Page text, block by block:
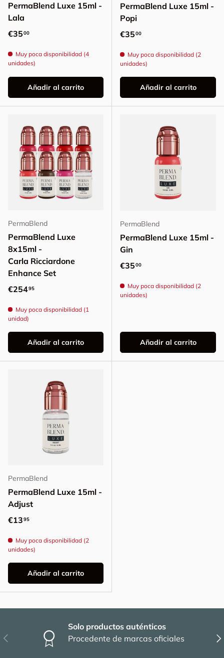
PermaBlend Luxe 15ml -
Lala
Precio normal
€3500
Muy poca disponibilidad (4
unidades)
Añadir al carrito
PermaBlend Luxe 15ml -
Popi
Precio normal
€3500
Muy poca disponibilidad (2
unidades)
Añadir al carrito
PermaBlend
PermaBlend Luxe
8x15ml -
Carla Ricciardone
Enhance Set
Precio normal
€25495
Muy poca disponibilidad (1
unidad)
Añadir al carrito
PermaBlend
PermaBlend Luxe 15ml -
Gin
Precio normal
€3500
Muy poca disponibilidad (2
unidades)
Añadir al carrito
PermaBlend
PermaBlend Luxe 15ml -
Adjust
Precio normal
€1395
Muy poca disponibilidad (2
unidades)
Añadir al carrito
Anterior
Solo productos auténticos
Procedente de marcas oficiales